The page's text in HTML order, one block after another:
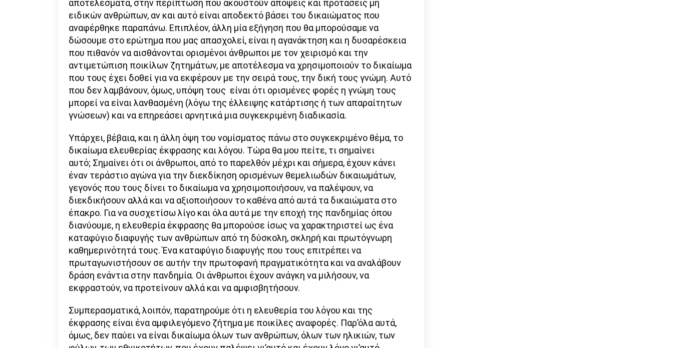
αποτελέσματα, στην περίπτωση που ακουστούν απόψεις και προτάσεις μη
ειδικών ανθρώπων, αν και αυτό είναι αποδεκτό βάσει του δικαιώματος που
αναφέρθηκε παραπάνω. Επιπλέον, άλλη μία εξήγηση που θα μπορούσαμε να
δώσουμε στο ερώτημα που μας απασχολεί, είναι η αγανάκτηση και η δυσαρέσκεια
που πιθανόν να αισθάνονται ορισμένοι άνθρωποι με τον χειρισμό και την
αντιμετώπιση ποικίλων ζητημάτων, με αποτέλεσμα να χρησιμοποιούν το δικαίωμα
που τους έχει δοθεί για να εκφέρουν με την σειρά τους, την δική τους γνώμη. Αυτό
που δεν λαμβάνουν, όμως, υπόψη τους είναι ότι ορισμένες φορές η γνώμη τους
μπορεί να είναι λανθασμένη (λόγω της έλλειψης κατάρτισης ή των απαραίτητων
γνώσεων) και να επηρεάσει αρνητικά μια συγκεκριμένη διαδικασία.
Υπάρχει, βέβαια, και η άλλη όψη του νομίσματος πάνω στο συγκεκριμένο θέμα, το
δικαίωμα ελευθερίας έκφρασης και λόγου. Τώρα θα μου πείτε, τι σημαίνει
αυτό; Σημαίνει ότι οι άνθρωποι, από το παρελθόν μέχρι και σήμερα, έχουν κάνει
έναν τεράστιο αγώνα για την διεκδίκηση ορισμένων θεμελιωδών δικαιωμάτων,
γεγονός που τους δίνει το δικαίωμα να χρησιμοποιήσουν, να παλέψουν, να
διεκδικήσουν αλλά και να αξιοποιήσουν το καθένα από αυτά τα δικαιώματα στο
έπακρο. Για να συσχετίσω λίγο και όλα αυτά με την εποχή της πανδημίας όπου
διανύουμε, η ελευθερία έκφρασης θα μπορούσε ίσως να χαρακτηριστεί ως ένα
καταφύγιο διαφυγής των ανθρώπων από τη δύσκολη, σκληρή και πρωτόγνωρη
καθημερινότητά τους. Ένα καταφύγιο διαφυγής που τους επιτρέπει να
πρωταγωνιστήσουν σε αυτήν την πρωτοφανή πραγματικότητα και να αναλάβουν
δράση ενάντια στην πανδημία. Οι άνθρωποι έχουν ανάγκη να μιλήσουν, να
εκφραστούν, να προτείνουν αλλά και να αμφισβητήσουν.
Συμπερασματικά, λοιπόν, παρατηρούμε ότι η ελευθερία του λόγου και της
έκφρασης είναι ένα αμφιλεγόμενο ζήτημα με ποικίλες αναφορές. Παρ’όλα αυτά,
όμως, δεν παύει να είναι δικαίωμα όλων των ανθρώπων, όλων των ηλικιών, των